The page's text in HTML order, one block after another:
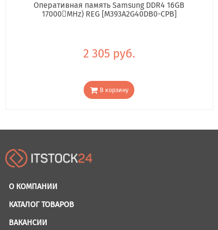
Оперативная память Samsung DDR4 16GB
17000񢋕MHz) REG [M393A2G40DB0-CPB]
2 305 руб.
В корзину
О КОМПАНИИ
КАТАЛОГ ТОВАРОВ
ВАКАНСИИ